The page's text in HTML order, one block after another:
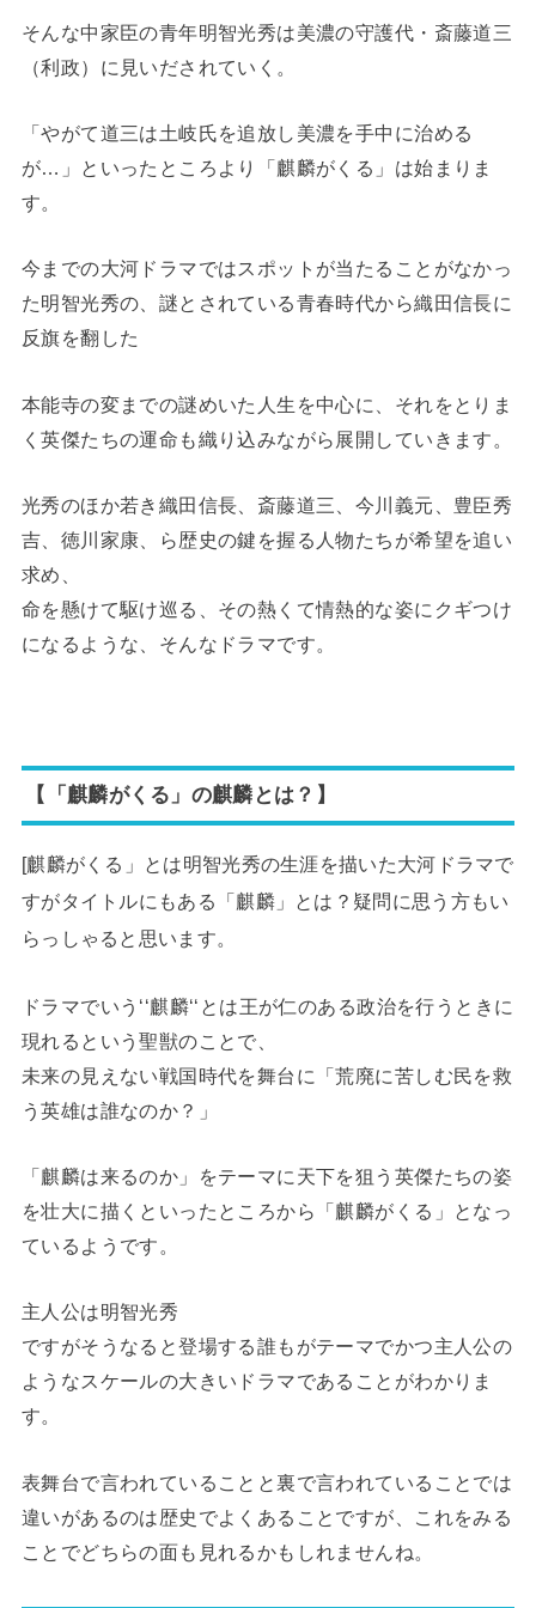
そんな中家臣の青年明智光秀は美濃の守護代・斎藤道三
（利政）に見いだされていく。
「やがて道三は土岐氏を追放し美濃を手中に治める
が…」といったところより「麒麟がくる」は始まりま
す。
今までの大河ドラマではスポットが当たることがなかっ
た明智光秀の、謎とされている青春時代から織田信長に
反旗を翻した
本能寺の変までの謎めいた人生を中心に、それをとりま
く英傑たちの運命も織り込みながら展開していきます。
光秀のほか若き織田信長、斎藤道三、今川義元、豊臣秀
吉、徳川家康、ら歴史の鍵を握る人物たちが希望を追い
求め、
命を懸けて駆け巡る、その熱くて情熱的な姿にクギつけ
になるような、そんなドラマです。
【「麒麟がくる」の麒麟とは？】
[麒麟がくる」とは明智光秀の生涯を描いた大河ドラマで
すがタイトルにもある「麒麟」とは？疑問に思う方もい
らっしゃると思います。
ドラマでいう‘‘麒麟‘‘とは王が仁のある政治を行うときに
現れるという聖獣のことで、
未来の見えない戦国時代を舞台に「荒廃に苦しむ民を救
う英雄は誰なのか？」
「麒麟は来るのか」をテーマに天下を狙う英傑たちの姿
を壮大に描くといったところから「麒麟がくる」となっ
ているようです。
主人公は明智光秀
ですがそうなると登場する誰もがテーマでかつ主人公の
ようなスケールの大きいドラマであることがわかりま
す。
表舞台で言われていることと裏で言われていることでは
違いがあるのは歴史でよくあることですが、これをみる
ことでどちらの面も見れるかもしれませんね。